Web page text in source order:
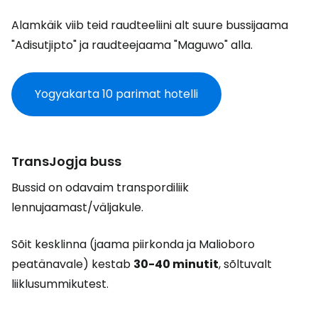
Alamkäik viib teid raudteeliini alt suure bussijaama
"Adisutjipto" ja raudteejaama "Maguwo" alla.
Yogyakarta 10 parimat hotelli
TransJogja buss
Bussid on odavaim transpordiliik
lennujaamast/väljakule.
Sõit kesklinna (jaama piirkonda ja Malioboro
peatänavale) kestab 30-40 minutit, sõltuvalt
liiklusummikutest.